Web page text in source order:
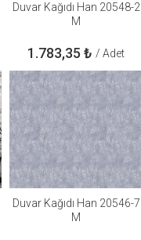
Duvar Kağıdı Han 20548-2
M
1.783,35 ₺ / Adet
Duvar Kağıdı Han 20546-7
M